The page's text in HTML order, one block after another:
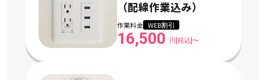
（配線作業込み）
作業料金 WEB割引
16,500 円[税込]〜